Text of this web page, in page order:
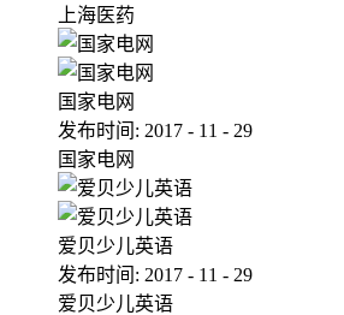
上海医药
国家电网
发布时间: 2017 - 11 - 29
国家电网
爱贝少儿英语
发布时间: 2017 - 11 - 29
爱贝少儿英语